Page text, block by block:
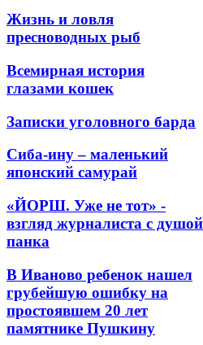
Жизнь и ловля
пресноводных рыб
Всемирная история
глазами кошек
Записки уголовного барда
Сиба-ину – маленький
японский самурай
«ЙОРШ. Уже не тот» -
взгляд журналиста с душой
панка
В Иваново ребенок нашел
грубейшую ошибку на
простоявшем 20 лет
памятнике Пушкину